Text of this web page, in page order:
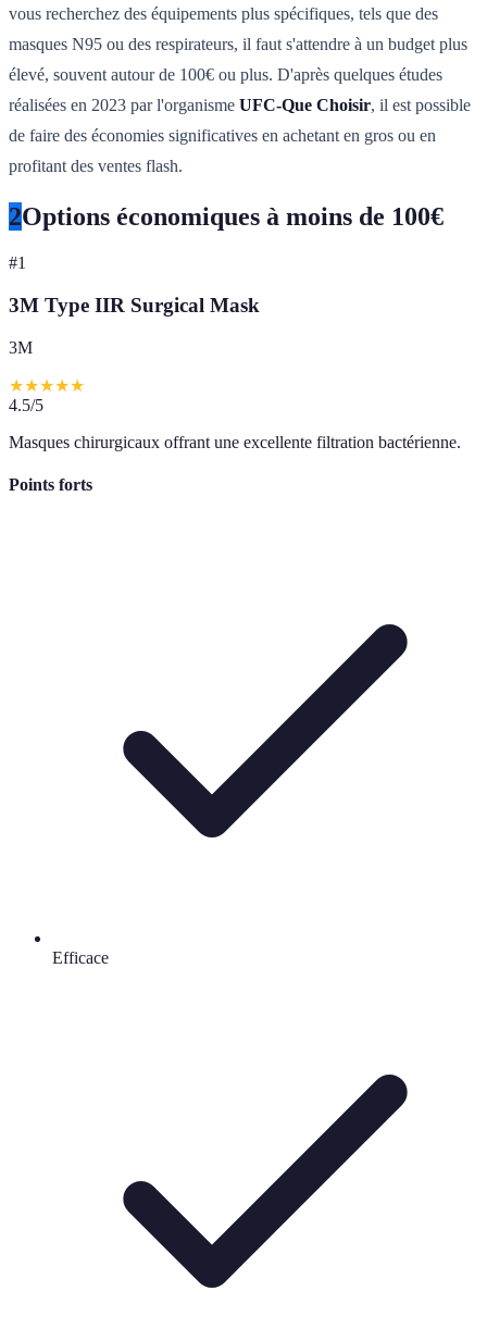
vous recherchez des équipements plus spécifiques, tels que des
masques N95 ou des respirateurs, il faut s'attendre à un budget plus
élevé, souvent autour de 100€ ou plus. D'après quelques études
réalisées en 2023 par l'organisme UFC-Que Choisir, il est possible
de faire des économies significatives en achetant en gros ou en
profitant des ventes flash.
2Options économiques à moins de 100€
#1
3M Type IIR Surgical Mask
3M
★★★★★
4.5/5
Masques chirurgicaux offrant une excellente filtration bactérienne.
Points forts
Efficace